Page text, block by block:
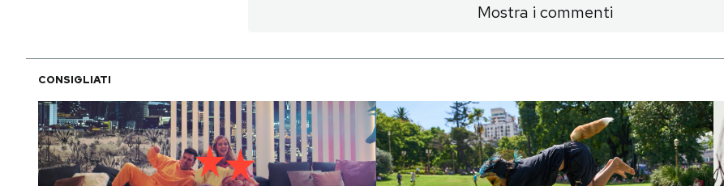
Mostra i commenti
CONSIGLIATI